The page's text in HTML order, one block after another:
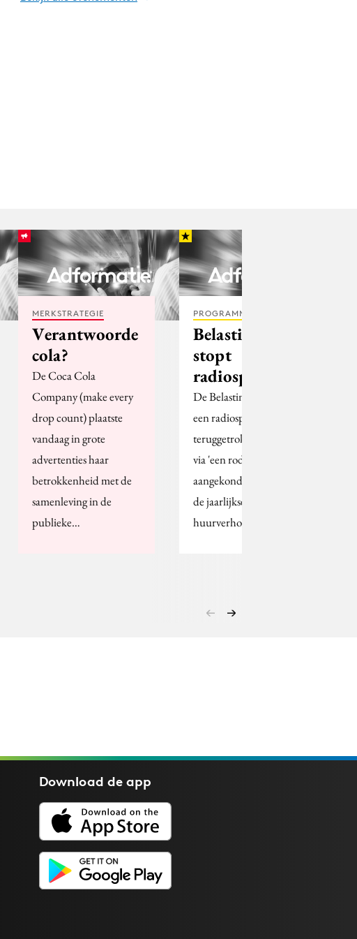
MERKSTRATEGIE
Verantwoorde
cola?
De Coca Cola
Company (make every
drop count) plaatste
vandaag in grote
advertenties haar
betrokkenheid met de
samenleving in de
publieke…
PROGRAMMATIC
Belastingdienst
stopt
radiospotje
De Belastingdienst heeft
een radiospotje
teruggetrokken, waarin
via 'een roddel' wordt
aangekondigd, dat door
de jaarlijkse
huurverhoging…
Download deapp